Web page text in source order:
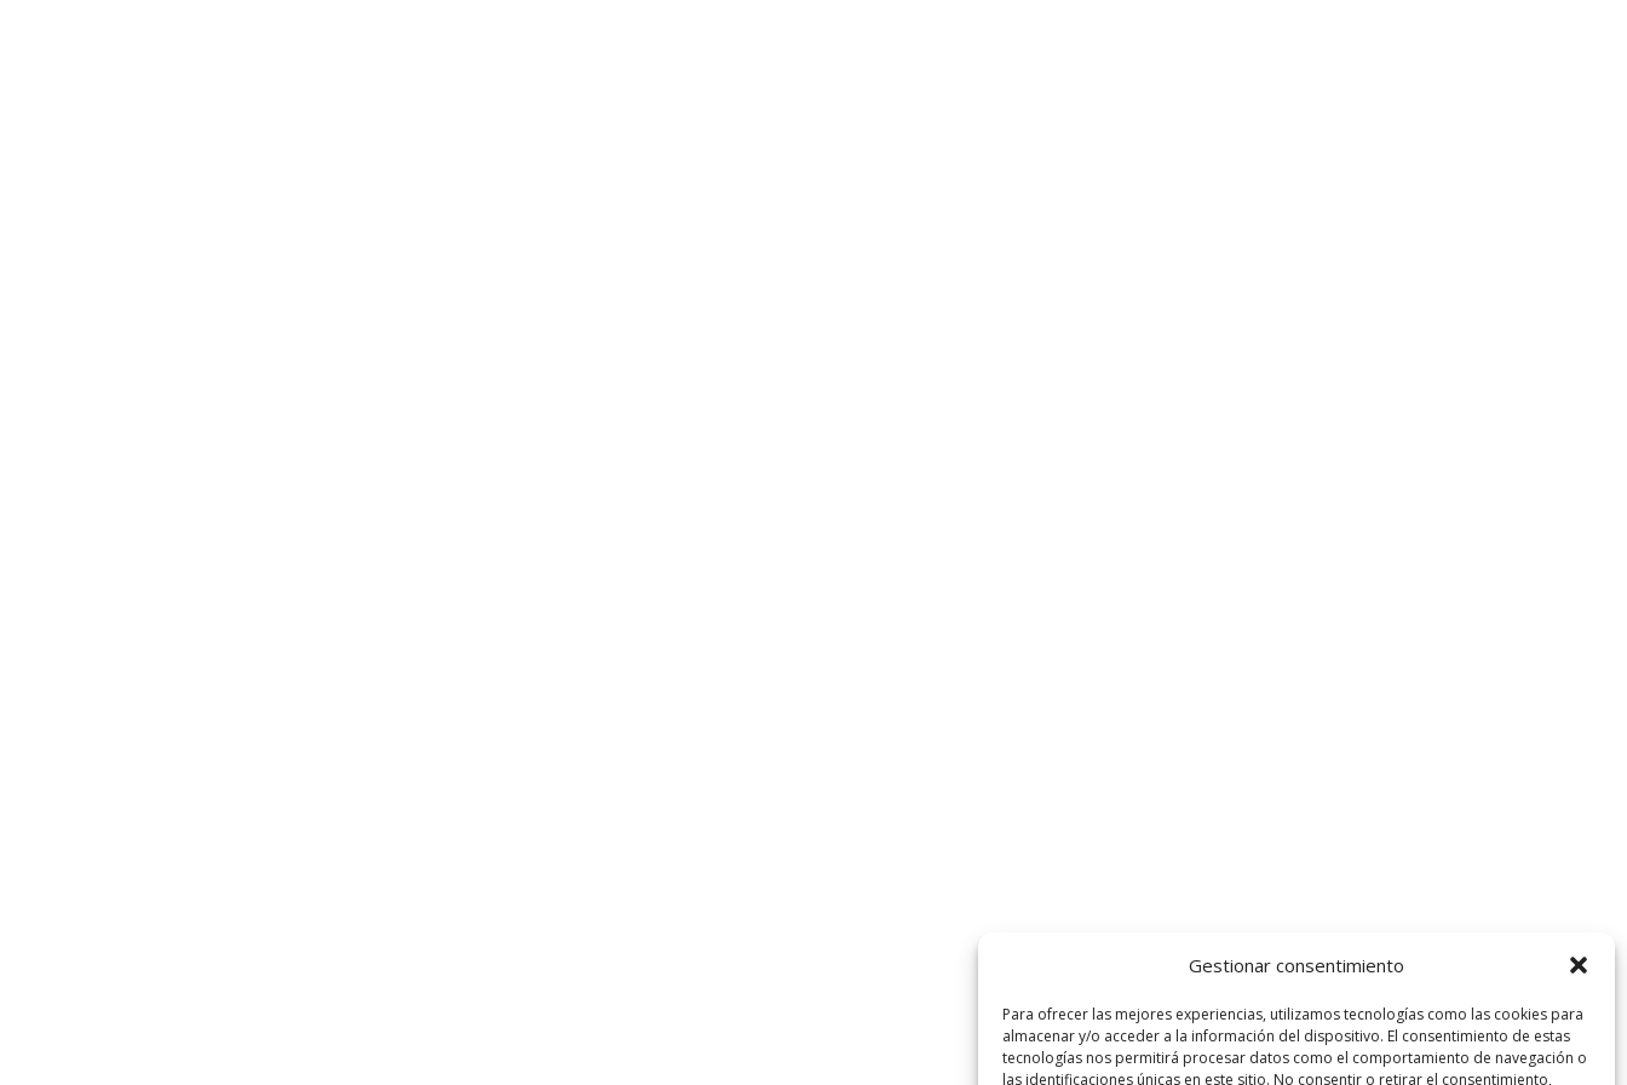
Gestionar consentimiento
Para ofrecer las mejores experiencias, utilizamos tecnologías como las cookies para
almacenar y/o acceder a la información del dispositivo. El consentimiento de estas
tecnologías nos permitirá procesar datos como el comportamiento de navegación o
las identificaciones únicas en este sitio. No consentir o retirar el consentimiento,